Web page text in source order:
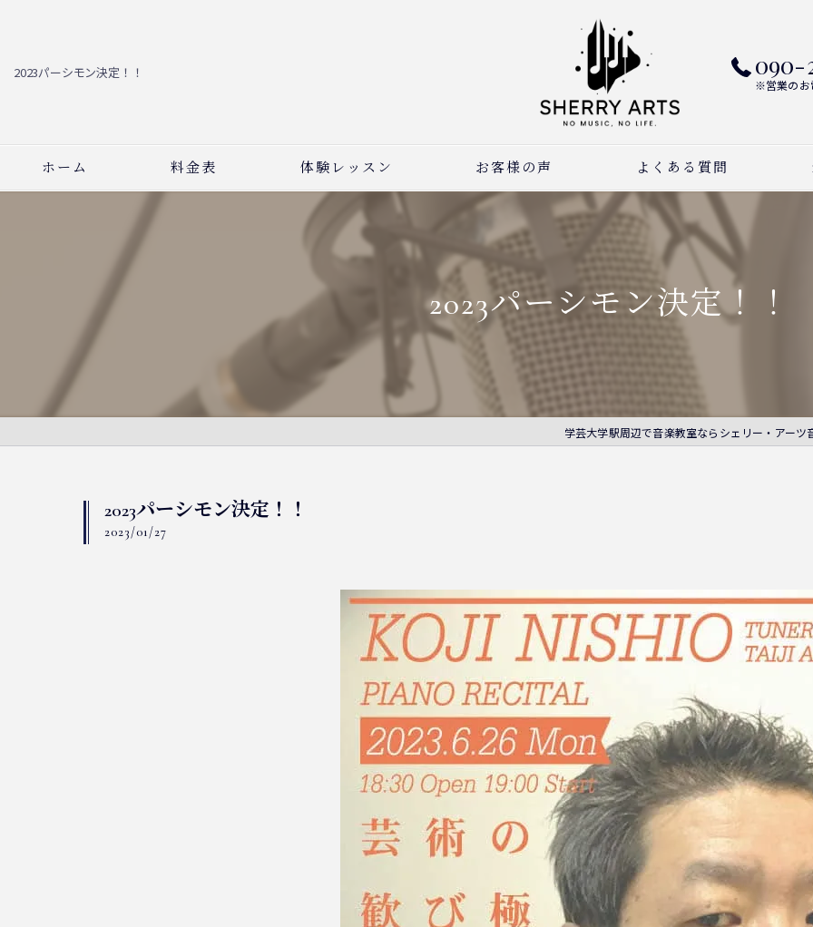
2023パーシモン決定！！ 090-
※営業のお
ホーム 料金表 体験レッスン お客様の声 よくある質問
2023パーシモン決定！！
学芸大学駅周辺で音楽教室ならシェリー・アーツ
2023パーシモン決定！！
2023/01/27